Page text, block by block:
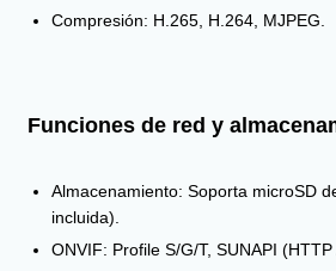
Compresión: H.265, H.264, MJPEG.
Funciones de red y
Almacenamiento: Soporta microSD
incluida).
ONVIF: Profile S/G/T, SUNAPI (HTTP